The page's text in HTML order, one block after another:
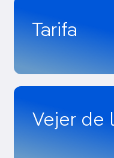
Tarifa
Vejer de